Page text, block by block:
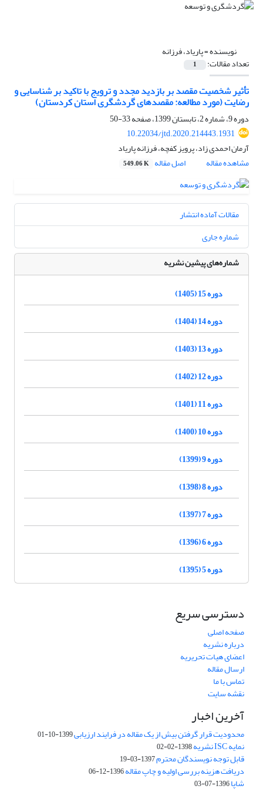
نویسنده =پاریاد، فرزانه
تعداد مقالات: 1
تأثیر شخصیت مقصد بر بازدید مجدد و ترویج با تاکید بر شناسایی و
رضایت (مورد مطالعه: مقصدهای گردشگری استان کردستان)
دوره 9، شماره 2، تابستان 1399، صفحه
33-50
10.22034/jtd.2020.214443.1931
آرمان احمدی زاد، پرویز کفچه، فرزانه پاریاد
مشاهده مقاله
اصل مقاله 549.06 K
مقالات آماده انتشار
شماره جاری
شماره‌های پیشین نشریه
دوره 15 (1405)
دوره 14 (1404)
دوره 13 (1403)
دوره 12 (1402)
دوره 11 (1401)
دوره 10 (1400)
دوره 9 (1399)
دوره 8 (1398)
دوره 7 (1397)
دوره 6 (1396)
دوره 5 (1395)
دسترسی سریع
صفحه اصلی
درباره نشریه
اعضای هیات تحریریه
ارسال مقاله
تماس با ما
نقشه سایت
آخرین اخبار
محدودیت قرار گرفتن بیش از یک مقاله در فرایند ارزیابی1399-10-01
نمایه ISC نشریه 1398-02-02
قابل توجه نویسندگان محترم1397-03-19
دریافت هزینه بررسی اولیه و چاپ مقاله1396-12-06
شاپا1396-07-03